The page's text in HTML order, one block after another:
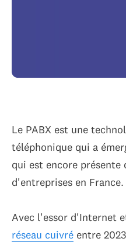
Le PABX est une
téléphonique qui a
qui est encore présente
d'entreprises en France.
Avec l'essor d'Internet
réseau cuivré entre